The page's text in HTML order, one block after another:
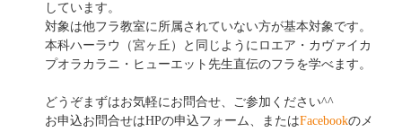
しています。
対象は他フラ教室に所属されていない方が基本対象です。
本科ハーラウ（宮ヶ丘）と同じようにロエア・カヴァイカ
プオラカラニ・ヒューエット先生直伝のフラを学べます。
どうぞまずはお気軽にお問合せ、ご参加ください^^
お申込お問合せはHPの申込フォーム、またはFacebookのメ